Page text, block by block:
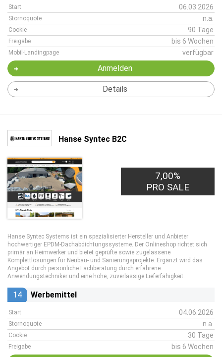
Start 06.03.2026
Stornoquote n.a.
Cookie 90 Tage
Freigabe bis 6 Wochen
Mobil-Landingpage verfügbar
Anmelden
Details
Hanse Syntec B2C
7,00%
PRO SALE
Hanse Syntec Systems ist ein spezialisierter Hersteller und Anbieter
hochwertiger EPDM‑Dachabdichtungssysteme. Der Onlineshop richtet sich
primär an Heimwerker und bietet geprüfte sowie zugelassene
Komplettlösungen für Neubau‑ und Sanierungsprojekte. Ergänzt wird das
Angebot durch persönliche Fachberatung durch erfahrene
Anwendungstechniker und eine hohe, zuverlässige Lieferfähigkeit.
14 Werbemittel
Start 04.06.2026
Stornoquote n.a.
Cookie 30 Tage
Freigabe bis 6 Wochen